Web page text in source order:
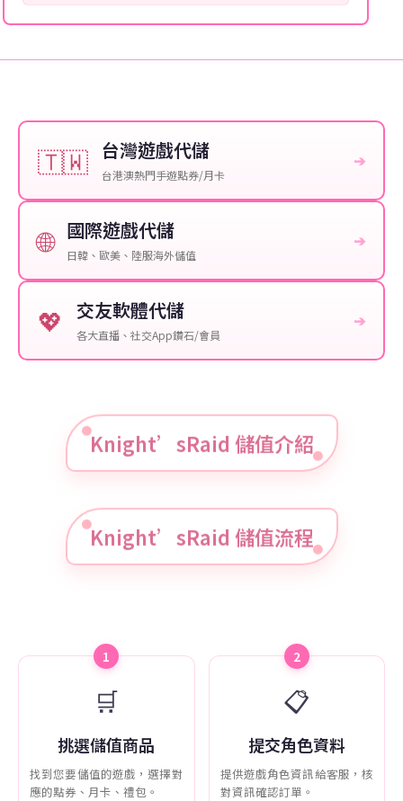
🇹🇼 台灣遊戲代儲
台港澳熱門手遊點券/月卡
➔
🌐 國際遊戲代儲
日韓、歐美、陸服海外儲值
➔
💖 交友軟體代儲
各大直播、社交App鑽石/會員
➔
Knight’sRaid 儲值介紹
Knight’sRaid 儲值流程
1
🛒
挑選儲值商品
找到您要儲值的遊戲，選擇對
應的點券、月卡、禮包。
2
📋
提交角色資料
提供遊戲角色資訊給客服，核
對資訊確認訂單。